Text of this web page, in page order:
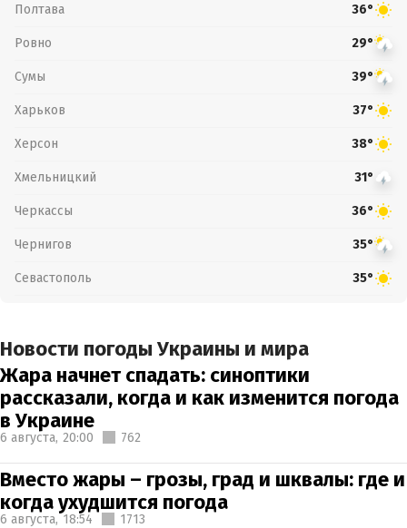
Полтава 36°
Ровно 29°
Сумы 39°
Харьков 37°
Херсон 38°
Хмельницкий 31°
Черкассы 36°
Чернигов 35°
Севастополь 35°
Новости погоды Украины и мира
Жара начнет спадать: синоптики
рассказали, когда и как изменится погода
в Украине
6 августа, 20:00 762
Вместо жары – грозы, град и шквалы: где и
когда ухудшится погода
6 августа, 18:54 1713